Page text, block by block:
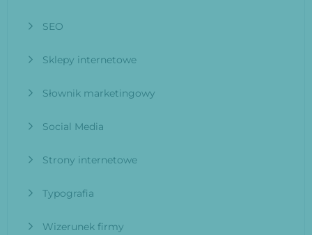
SEO
Sklepy internetowe
Słownik marketingowy
Social Media
Strony internetowe
Typografia
Wizerunek firmy